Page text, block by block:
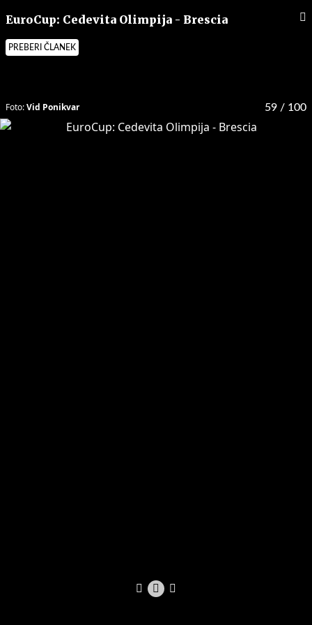
EuroCup: Cedevita Olimpija - Brescia
PREBERI ČLANEK
59 / 100
Foto:Vid Ponikvar